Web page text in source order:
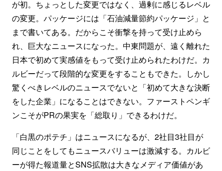
が初。ちょっとした変更ではなく、過剰に感じるレベル
の変更。パッケージには「石油減量節約パッケージ」と
まで書いてある。だからこそ衝撃を持って受け止めら
れ、巨大なニュースになった。中東問題が、遠く離れた
日本で初めて実感値をもって受け止められたわけだ。カ
ルビーだって段階的な変更をすることもできた。しかし
驚くべきレベルのニュースでないと「初めて大きな決断
をした企業」になることはできない。ファーストペンギ
ンこそがPRの果実を「総取り」できるわけだ。
「白黒のポテチ」はニュースになるが、2社目3社目が
同じことをしてもニュースバリューは激減する。カルビ
ーが得た報道量とSNS拡散は大きなメディア価値があ